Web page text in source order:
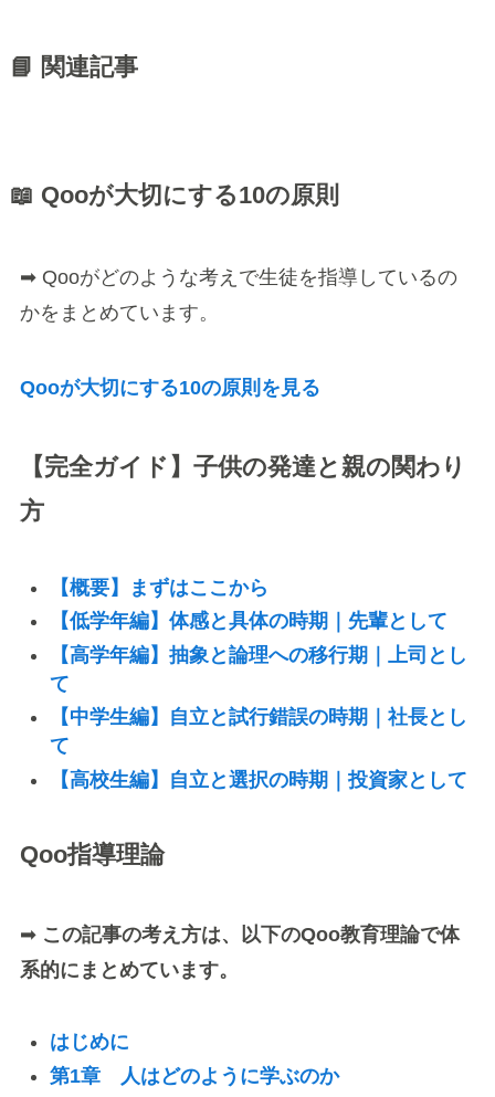
📘 関連記事
📖 Qooが大切にする10の原則
➡ Qooがどのような考えで生徒を指導しているの
かをまとめています。
Qooが大切にする10の原則を見る
【完全ガイド】子供の発達と親の関わり
方
【概要】まずはここから
【低学年編】体感と具体の時期｜先輩として
【高学年編】抽象と論理への移行期｜上司とし
て
【中学生編】自立と試行錯誤の時期｜社長とし
て
【高校生編】自立と選択の時期｜投資家として
Qoo指導理論
➡ この記事の考え方は、以下のQoo教育理論で体
系的にまとめています。
はじめに
第1章 人はどのように学ぶのか